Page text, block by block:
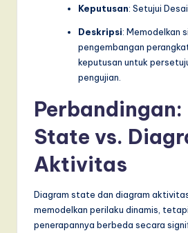
Keputusan: Setujui
Deskripsi: Memodelkan
pengembangan
keputusan untuk
pengujian.
State vs.
Aktivitas
Diagram state dan diagram
memodelkan perilaku dinamis,
penerapannya berbeda secara